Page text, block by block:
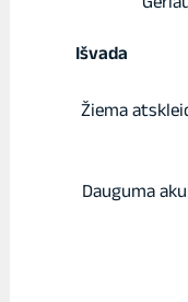
Išvada
Žiema
Dauguma